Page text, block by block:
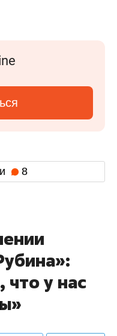
8
у нас